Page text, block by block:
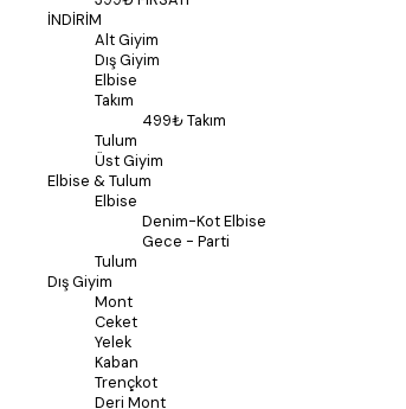
İNDİRİM
Alt Giyim
Dış Giyim
Elbise
Takım
499₺ Takım
Tulum
Üst Giyim
Elbise & Tulum
Elbise
Denim-Kot Elbise
Gece - Parti
Tulum
Dış Giyim
Mont
Ceket
Yelek
Kaban
Trençkot
Deri Mont